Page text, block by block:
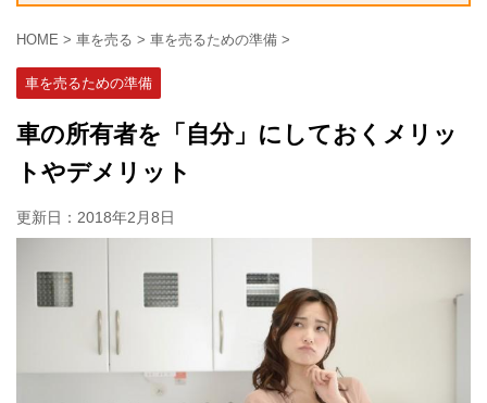
HOME > 車を売る > 車を売るための準備 >
車を売るための準備
車の所有者を「自分」にしておくメリッ
トやデメリット
更新日： 2018年2月8日